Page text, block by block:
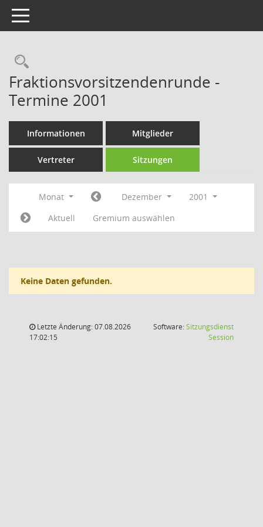
Toggle navigation
Rechercheauswahl
Fraktionsvorsitzendenrunde -
Termine 2001
Informationen Mitglieder
Vertreter Sitzungen
Monat Dezember
2001
Aktuell
Gremium auswählen
Keine Daten gefunden.
Letzte Änderung: 07.08.2026
17:02:15
Software:Sitzungsdienst
Session(Wird in